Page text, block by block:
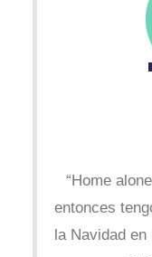
“Home
entonces
la Navidad